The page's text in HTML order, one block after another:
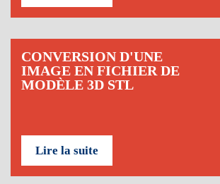
CONVERSION D'UNE
IMAGE EN FICHIER DE
MODÈLE 3D STL
Lire la suite